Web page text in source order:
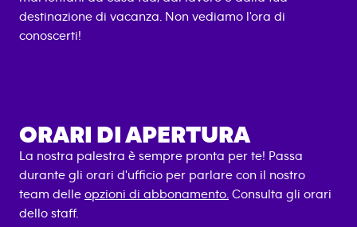
destinazione di vacanza. Non vediamo l'ora di
conoscerti!
ORARI DI APERTURA
La nostra palestra è sempre pronta per te! Passa
durante gli orari d'ufficio per parlare con il nostro
team delle opzioni di abbonamento. Consulta gli orari
dello staff.